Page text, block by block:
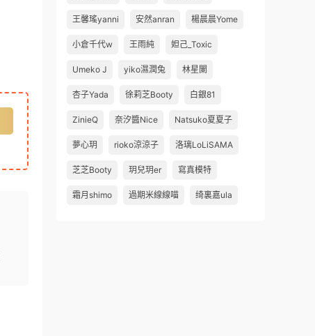
王馨瑤yanni 安然anran 楊晨晨Yome
小倉千代w 王雨純 妲己_Toxic
Umeko J yiko濕潤兔 林星闌
杏子Yada 徐莉芝Booty 白銀81
ZinieQ 奈汐醬Nice Natsuko夏夏子
夢心玥 rioko涼涼子 洛璃LoLiSAMA
芝芝Booty 玥兒玥er 寫真模特
霜月shimo 過期米線線喵 绮裏嘉ula